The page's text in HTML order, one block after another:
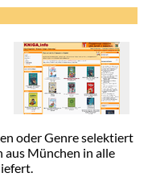
oder Genre selektiert
München in alle